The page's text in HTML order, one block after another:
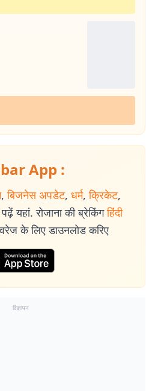
App :
, बिजनेस अपडेट, धर्म, क्रिकेट,
यहां. रोजाना की ब्रेकिंग हिंदी
के लिए डाउनलोड करिए
विज्ञापन